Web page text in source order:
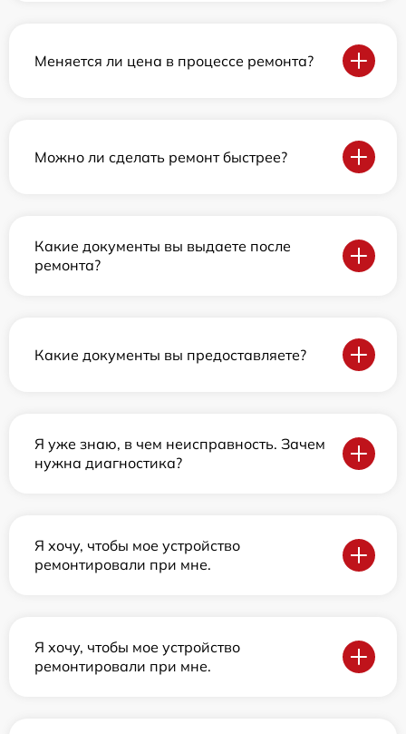
Меняется ли цена в процессе ремонта?
Можно ли сделать ремонт быстрее?
Какие документы вы выдаете после
ремонта?
Какие документы вы предоставляете?
Я уже знаю, в чем неисправность. Зачем
нужна диагностика?
Я хочу, чтобы мое устройство
ремонтировали при мне.
Я хочу, чтобы мое устройство
ремонтировали при мне.